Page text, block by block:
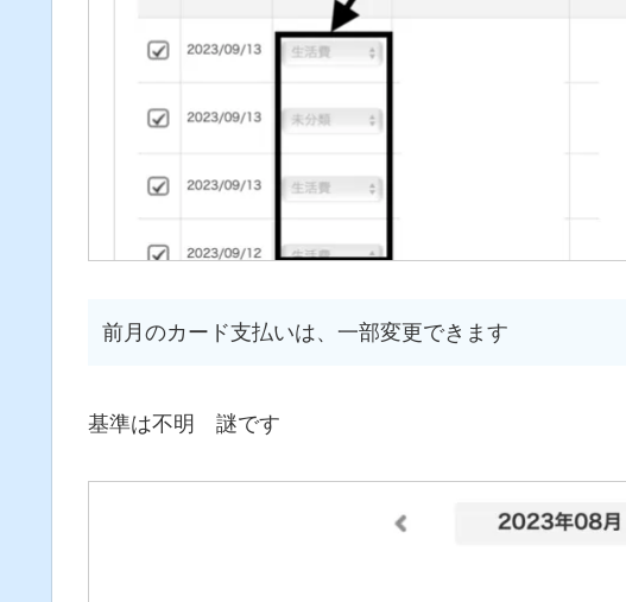
前月のカード支払いは、一部変更できます
基準は不明 謎です